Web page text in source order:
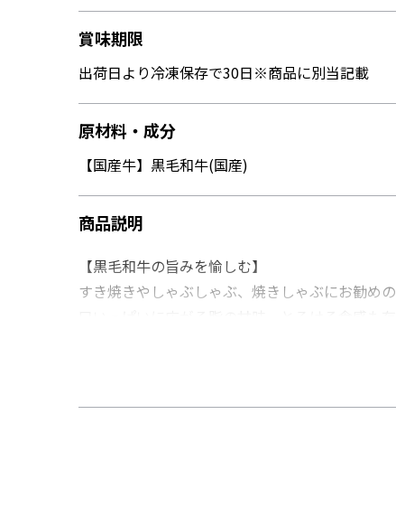
賞味期限
出荷日より冷凍保存で30日※商品に別当記載
原材料・成分
【国産牛】黒毛和牛(国産)
商品説明
【黒毛和牛の旨みを愉しむ】
すき焼きやしゃぶしゃぶ、焼きしゃぶにお勧め
【ギフトにもご自宅用にもぴったり！美味しい
届いたらレシピ動画や説明書に沿って材料を入